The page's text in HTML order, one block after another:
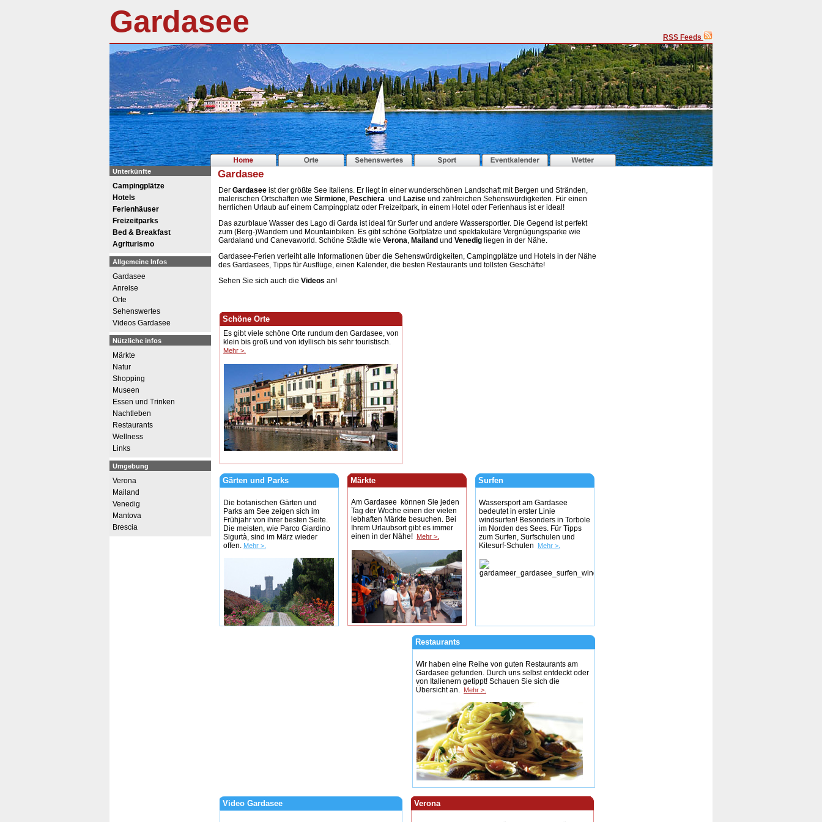
Gardasee RSS Feeds
Unterkünfte
Campingplätze
Hotels
Ferienhäuser
Freizeitparks
Bed & Breakfast
Agriturismo
Allgemeine Infos
Gardasee
Anreise
Orte
Sehenswertes
Videos Gardasee
Nützliche infos
Märkte
Natur
Shopping
Museen
Essen und Trinken
Nachtleben
Restaurants
Wellness
Links
Umgebung
Verona
Mailand
Venedig
Mantova
Brescia
Gardasee
Der Gardasee ist der größte See Italiens. Er liegt in einer wunderschönen Landschaft mit Bergen und Stränden,
malerischen Ortschaften wie Sirmione, Peschiera und Lazise und zahlreichen Sehenswürdigkeiten. Für einen
herrlichen Urlaub auf einem Campingplatz oder Freizeitpark, in einem Hotel oder Ferienhaus ist er ideal!
Das azurblaue Wasser des Lago di Garda ist ideal für Surfer und andere Wassersportler. Die Gegend ist perfekt
zum (Berg-)Wandern und Mountainbiken. Es gibt schöne Golfplätze und spektakuläre Vergnügungsparke wie
Gardaland und Canevaworld. Schöne Städte wie Verona, Mailand und Venedig liegen in der Nähe.
Gardasee-Ferien verleiht alle Informationen über die Sehenswürdigkeiten, Campingplätze und Hotels in der Nähe
des Gardasees, Tipps für Ausflüge, einen Kalender, die besten Restaurants und tollsten Geschäfte!
Sehen Sie sich auch die Videos an!
Schöne Orte
Es gibt viele schöne Orte rundum den Gardasee, von
klein bis groß und von idyllisch bis sehr touristisch.
Mehr >.
Gärten und Parks
Die botanischen Gärten und
Parks am See zeigen sich im
Frühjahr von ihrer besten Seite.
Die meisten, wie Parco Giardino
Sigurtà, sind im März wieder
offen. Mehr >.
Märkte
Am Gardasee können Sie jeden
Tag der Woche einen der vielen
lebhaften Märkte besuchen. Bei
Ihrem Urlaubsort gibt es immer
einen in der Nähe! Mehr >.
Surfen
Wassersport am Gardasee
bedeutet in erster Linie
windsurfen! Besonders in Torbole
im Norden des Sees. Für Tipps
zum Surfen, Surfschulen und
Kitesurf-Schulen
Mehr >.
Restaurants
Wir haben eine Reihe von guten Restaurants am
Gardasee gefunden. Durch uns selbst entdeckt oder
von Italienern getippt! Schauen Sie sich die
Übersicht an. Mehr >.
Video Gardasee Verona